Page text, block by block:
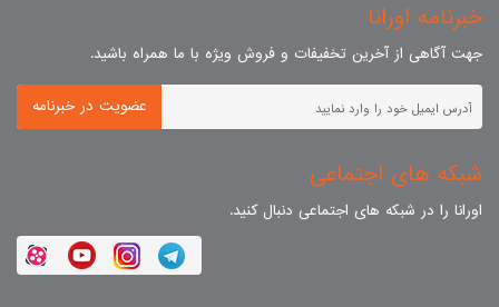
خبرنامه اورانا
جهت آگاهی از آخرین تخفیفات و فروش ویژه با ما همراه باشید.
عضویت در خبرنامه
شبکه های اجتماعی
اورانا را در شبکه های اجتماعی دنبال کنید.